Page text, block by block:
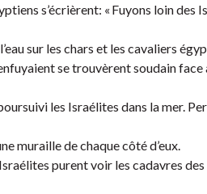
s’écrièrent: « Fuyons loin des
sur les chars et les cavaliers
se trouvèrent soudain face
les Israélites dans la mer.
muraille de chaque côté d’eux.
purent voir les cadavres